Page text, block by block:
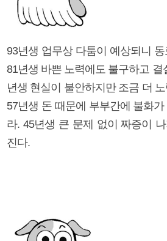
93년생 업무상 다툼이 예상되니
81년생 바쁜 노력에도 불구하고 결
년생 현실이 불안하지만 조금 더
57년생 돈 때문에 부부간에 불화
라. 45년생 큰 문제 없이 짜증이
진다.